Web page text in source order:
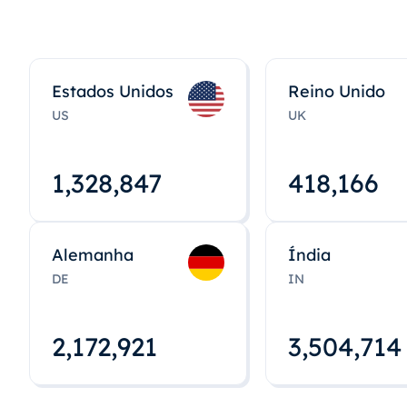
Estados Unidos
US
1,328,848
Reino Unido
UK
418,167
Alemanha
DE
2,172,922
Índia
IN
3,504,715